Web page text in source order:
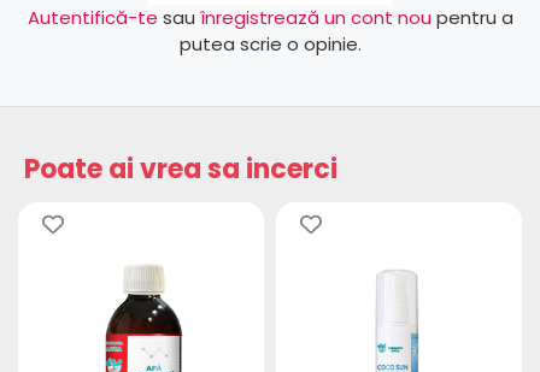
Autentifică-te sau înregistrează un cont nou pentru a
putea scrie o opinie.
Poate ai vrea sa incerci